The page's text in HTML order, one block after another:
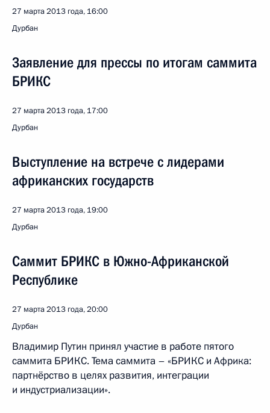
27 марта 2013 года, 16:00
Дурбан
Заявление для прессы по итогам саммита
БРИКС
27 марта 2013 года, 17:00
Дурбан
Выступление на встрече с лидерами
африканских государств
27 марта 2013 года, 19:00
Дурбан
Саммит БРИКС в Южно-Африканской
Республике
27 марта 2013 года, 20:00
Дурбан
Владимир Путин принял участие в работе пятого
саммита БРИКС. Тема саммита – «БРИКС и Африка:
партнёрство в целях развития, интеграции
и индустриализации».